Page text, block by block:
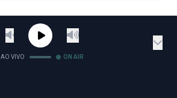
AO VIVO ON AIR